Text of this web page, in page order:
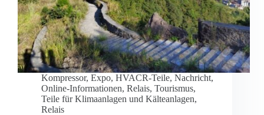
Kompressor, Expo, HVACR-Teile, Nachricht,
Online-Informationen, Relais, Tourismus,
Teile für Klimaanlagen und Kälteanlagen,
Relais